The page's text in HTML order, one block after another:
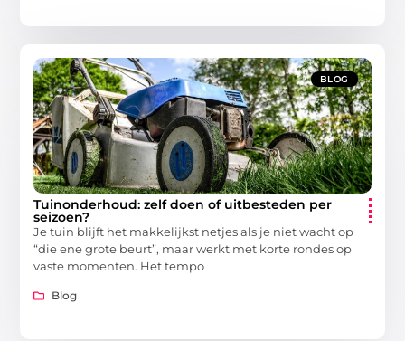
BLOG
Tuinonderhoud: zelf doen of uitbesteden per
seizoen?
Je tuin blijft het makkelijkst netjes als je niet wacht op
“die ene grote beurt”, maar werkt met korte rondes op
vaste momenten. Het tempo
Blog